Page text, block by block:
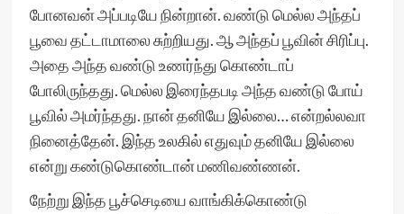
போனவன் அப்படியே நின்றான். வண்டு மெல்ல அந்தப்
பூவை தட்டாமாலை சுற்றியது. ஆ அந்தப் பூவின் சிரிப்பு.
அதை அந்த வண்டு உணர்ந்து கொண்டாப்
போலிருந்தது. மெல்ல இரைந்தபடி அந்த வண்டு போய்
பூவில் அமர்ந்தது. நான் தனியே இல்லை… என்றல்லவா
நினைத்தேன். இந்த உலகில் எதுவும் தனியே இல்லை
என்று கண்டுகொண்டான் மணிவண்ணன்.
நேற்று இந்த பூச்செடியை வாங்கிக்கொண்டு